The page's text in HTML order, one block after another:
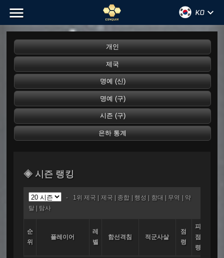
menu KO keyboard_arrow_down
◈ 시즌 랭킹
- 1위 제국 제국 종합 행성 함대 무역
약
탈
탐사
순
위
플레이어
레
벨
함선격침 적군사살
점
령
피
점
령